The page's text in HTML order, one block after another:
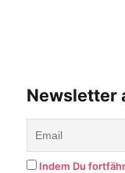
Newsletter
Indem Du